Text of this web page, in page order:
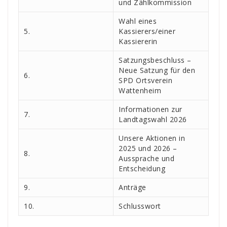
und Zählkommission
5.
Wahl eines
Kassierers/einer
Kassiererin
6.
Satzungsbeschluss –
Neue Satzung für den
SPD Ortsverein
Wattenheim
7.
Informationen zur
Landtagswahl 2026
8.
Unsere Aktionen in
2025 und 2026 –
Aussprache und
Entscheidung
9.
Anträge
10.
Schlusswort